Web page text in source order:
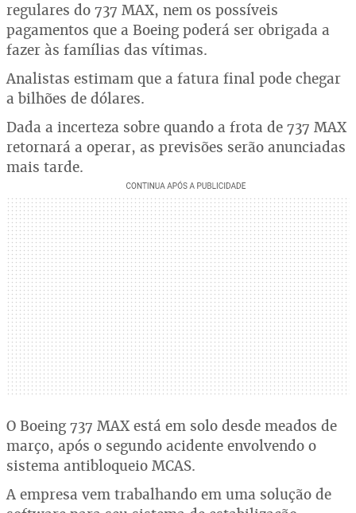
regulares do 737 MAX, nem os possíveis
pagamentos que a Boeing poderá ser obrigada a
fazer às famílias das vítimas.
Analistas estimam que a fatura final pode chegar
a bilhões de dólares.
Dada a incerteza sobre quando a frota de 737 MAX
retornará a operar, as previsões serão anunciadas
mais tarde.
O Boeing 737 MAX está em solo desde meados de
março, após o segundo acidente envolvendo o
sistema antibloqueio MCAS.
A empresa vem trabalhando em uma solução de